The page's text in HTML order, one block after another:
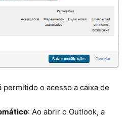
permitido o acesso a caixa de
: Ao abrir o Outlook, a